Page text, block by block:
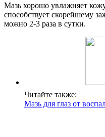
Мазь хорошо увлажняет
способствует скорейшему
можно 2-3 раза в сутки.
Читайте также:
Мазь для глаз от